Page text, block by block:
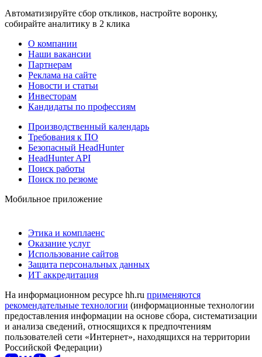
Автоматизируйте сбор откликов, настройте воронку,
собирайте аналитику в 2 клика
О компании
Наши вакансии
Партнерам
Реклама на сайте
Новости и статьи
Инвесторам
Кандидаты по профессиям
Производственный календарь
Требования к ПО
Безопасный HeadHunter
HeadHunter API
Поиск работы
Поиск по резюме
Мобильное приложение
Этика и комплаенс
Оказание услуг
Использование сайтов
Защита персональных данных
ИТ аккредитация
На информационном ресурсе hh.ru применяются
рекомендательные технологии (информационные технологии
предоставления информации на основе сбора, систематизации
и анализа сведений, относящихся к предпочтениям
пользователей сети «Интернет», находящихся на территории
Российской Федерации)